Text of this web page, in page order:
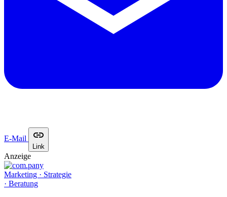
E-Mail
Link
Anzeige
Marketing · Strategie
· Beratung